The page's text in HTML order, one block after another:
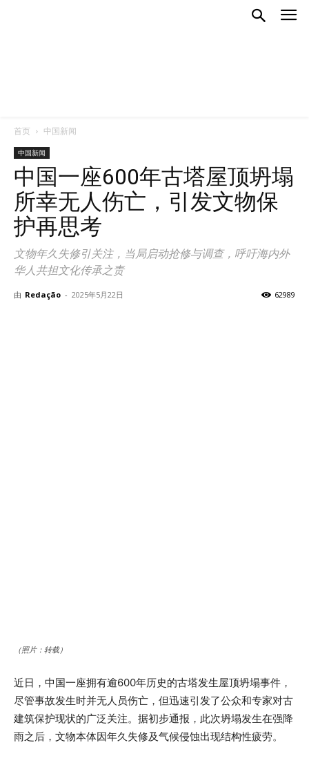
首页 中国新闻
中国新闻
中国一座600年古塔屋顶坍塌
所幸无人伤亡，引发文物保
护再思考
文物年久失修引关注，当局启动抢修与调查，呼吁海内外
华人共担文化传承之责
由 Redação - 2025年5月22日 62989
（照片：转载）
近日，中国一座拥有逾600年历史的古塔发生屋顶坍塌事件，
尽管事故发生时并无人员伤亡，但迅速引发了公众和专家对古
建筑保护现状的广泛关注。据初步通报，此次坍塌发生在强降
雨之后，文物本体因年久失修及气候侵蚀出现结构性疲劳。